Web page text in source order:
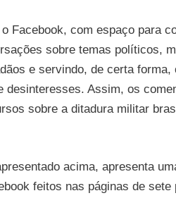
Facebook, com espaço para
sobre temas políticos,
e servindo, de certa forma,
desinteresses. Assim, os
sobre a ditadura militar
acima, apresenta
feitos nas páginas de sete